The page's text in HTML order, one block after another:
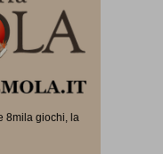
8mila giochi, la